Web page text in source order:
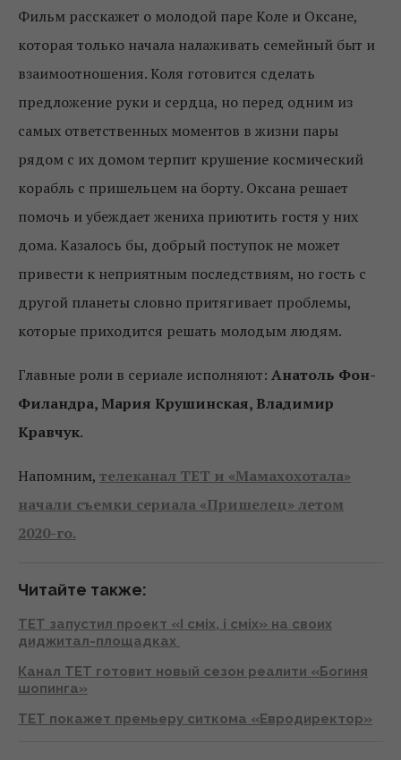
Фильм расскажет о молодой паре Коле и Оксане,
которая только начала налаживать семейный быт и
взаимоотношения. Коля готовится сделать
предложение руки и сердца, но перед одним из
самых ответственных моментов в жизни пары
рядом с их домом терпит крушение космический
корабль с пришельцем на борту. Оксана решает
помочь и убеждает жениха приютить гостя у них
дома. Казалось бы, добрый поступок не может
привести к неприятным последствиям, но гость с
другой планеты словно притягивает проблемы,
которые приходится решать молодым людям.
Главные роли в сериале исполняют: Анатоль Фон-
Филандра, Мария Крушинская, Владимир
Кравчук.
Напомним, телеканал ТЕТ и «Мамахохотала»
начали съемки сериала «Пришелец» летом
2020-го.
Читайте также:
ТЕТ запустил проект «І сміх, і сміх» на своих
диджитал-площадках
Канал ТЕТ готовит новый сезон реалити «Богиня
шопинга»
ТЕТ покажет премьеру ситкома «Евродиректор»